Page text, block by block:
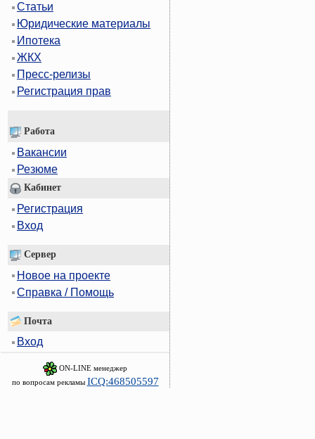
Статьи
Юридические материалы
Ипотека
ЖКХ
Пресс-релизы
Регистрация прав
Работа
Вакансии
Резюме
Кабинет
Регистрация
Вход
Сервер
Новое на проекте
Справка / Помощь
Почта
Вход
ON-LINE менеджер
по вопросам рекламы ICQ:468505597